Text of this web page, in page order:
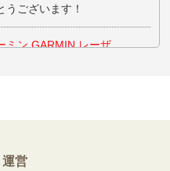
うございます！
ミン GARMIN レーザ
買い上げ!!ありがとう
運営